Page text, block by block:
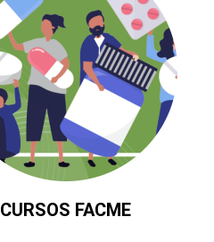
CURSOS FACME